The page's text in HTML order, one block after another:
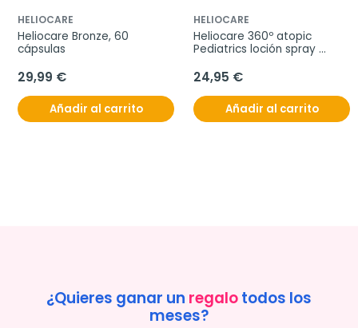
HELIOCARE
Heliocare Bronze, 60
cápsulas
29,99 €
Añadir al carrito
HELIOCARE
Heliocare 360º atopic
Pediatrics loción spray
24,95 €
Añadir al carrito
¿Quieres ganar un regalotodos los
meses?